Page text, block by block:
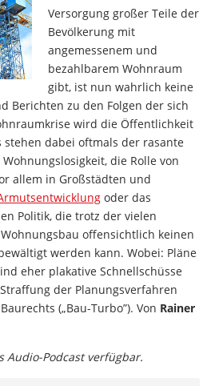
Versorgung großer Teile der
Bevölkerung mit
angemessenem und
bezahlbarem Wohnraum
gibt, ist nun wahrlich keine
Berichten zu den Folgen der sich
wird die Öffentlichkeit
stehen dabei oftmals der rasante
die Rolle von
allem in Großstädten und
oder das
Politik, die trotz der vielen
offensichtlich keinen
werden kann. Wobei: Pläne
eher plakative Schnellschüsse
der Planungsverfahren
(„Bau-Turbo”). Von Rainer
Audio-Podcast verfügbar.